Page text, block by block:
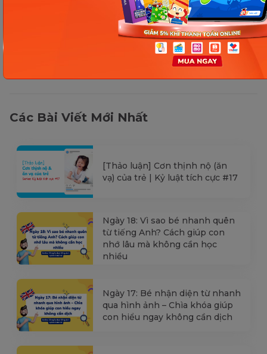
Các Bài Viết Mới Nhất
[Thảo luận] Cơn thịnh nộ (ăn
vạ) của trẻ | Kỷ luật tích cực #17
Ngày 18: Vì sao bé nhanh quên
từ tiếng Anh? Cách giúp con
nhớ lâu mà không cần học
nhiều
Ngày 17: Bé nhận diện từ nhanh
qua hình ảnh – Chìa khóa giúp
con hiểu ngay không cần dịch